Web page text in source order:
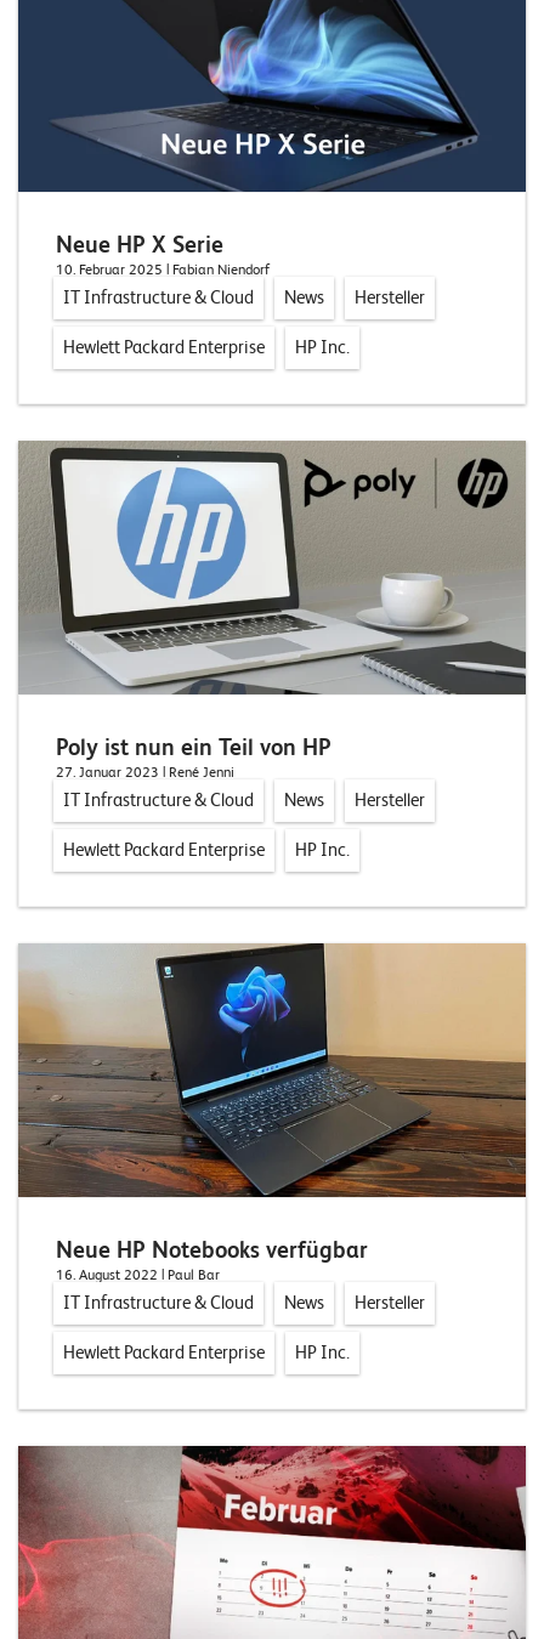
r
e
n
z
n
t
n
e
e
n
a
r
i
e
w
E
n
t
s
S
U
P
P
O
R
T
E
A
Neue HP X Serie
10. Februar 2025 | Fabian Niendorf
IT Infrastructure & Cloud News Hersteller
Hewlett Packard Enterprise HP Inc.
Poly ist nun ein Teil von HP
27. Januar 2023 | René Jenni
IT Infrastructure & Cloud News Hersteller
Hewlett Packard Enterprise HP Inc.
Neue HP Notebooks verfügbar
16. August 2022 | Paul Bar
IT Infrastructure & Cloud News Hersteller
Hewlett Packard Enterprise HP Inc.